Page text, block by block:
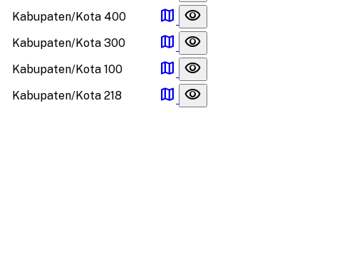
Kabupaten/Kota 400 map visibility
Kabupaten/Kota 300 map visibility
Kabupaten/Kota 100 map visibility
Kabupaten/Kota 218 map visibility